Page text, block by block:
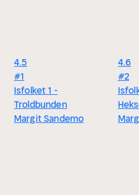
4.5
#1
Isfolket 1 -
Troldbunden
Margit Sandemo
4.6
#2